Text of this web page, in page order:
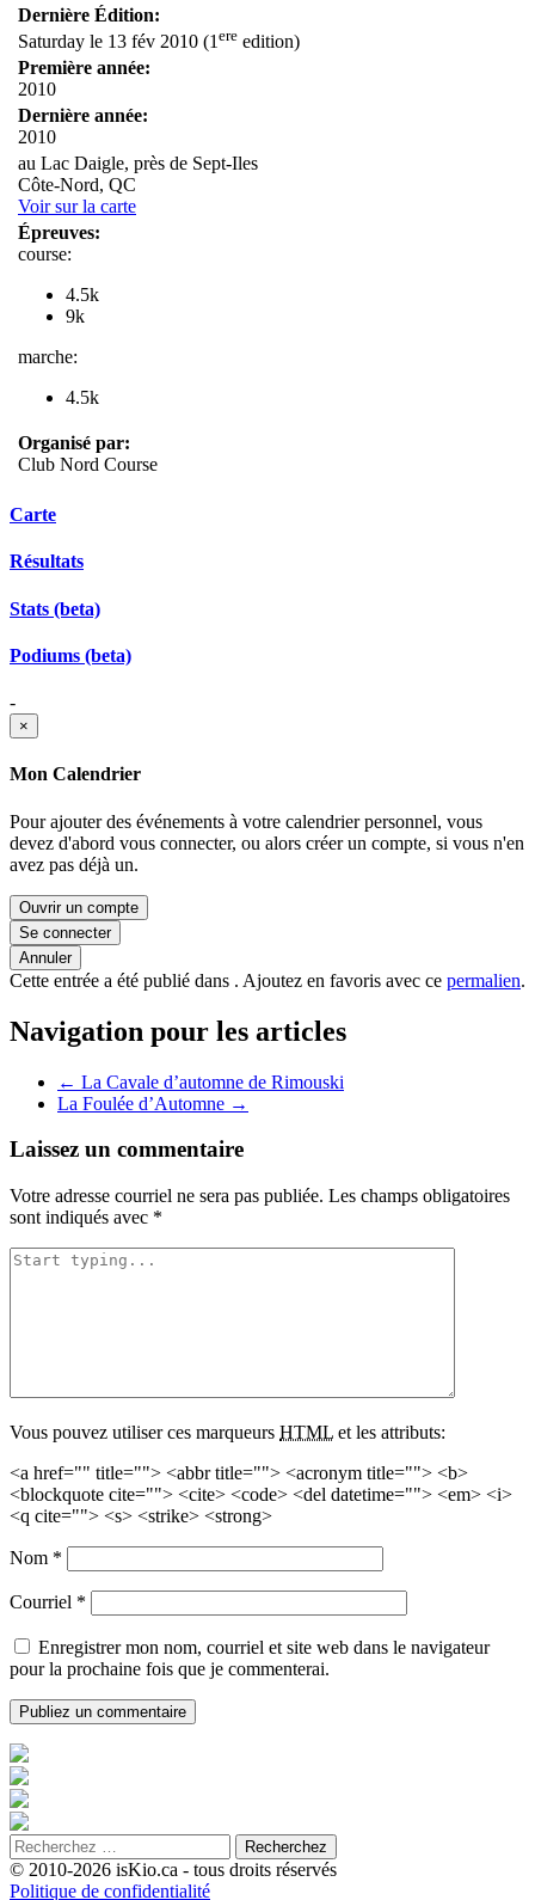
Dernière Édition:
Saturday le 13 fév 2010 (1 ere edition)
Première année:
2010
Dernière année:
2010
au Lac Daigle, près de Sept-Iles
Côte-Nord, QC
Voir sur la carte
Épreuves:
course:
4.5k
9k
marche:
4.5k
Organisé par:
Club Nord Course
Carte
Résultats
Stats (beta)
Podiums (beta)
-
×
Mon Calendrier
Pour ajouter des événements à votre calendrier personnel, vous
devez d'abord vous connecter, ou alors créer un compte, si vous n'en
avez pas déjà un.
Ouvrir un compte
Se connecter
Annuler
Cette entrée a été publié dans . Ajoutez en favoris avec ce permalien.
Navigation pour les articles
← La Cavale d’automne de Rimouski
La Foulée d’Automne →
Laissez un commentaire
Votre adresse courriel ne sera pas publiée. Les champs obligatoires
sont indiqués avec *
Vous pouvez utiliser ces marqueurs HTML et les attributs:
<a href="" title=""> <abbr title=""> <acronym title=""> <b>
<blockquote cite=""> <cite> <code> <del datetime=""> <em> <i>
<q cite=""> <s> <strike> <strong>
Nom *
Courriel *
Enregistrer mon nom, courriel et site web dans le navigateur
pour la prochaine fois que je commenterai.
© 2010-2026 isKio.ca - tous droits réservés
Politique de confidentialité